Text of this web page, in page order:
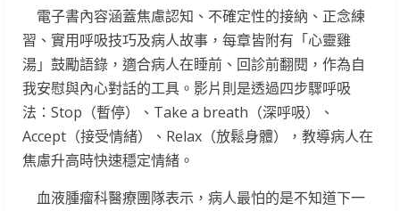
電子書內容涵蓋焦慮認知、不確定性的接納、正念練
習、實用呼吸技巧及病人故事，每章皆附有「心靈雞
湯」鼓勵語錄，適合病人在睡前、回診前翻閱，作為自
我安慰與內心對話的工具。影片則是透過四步驟呼吸
法：Stop（暫停）、Take a breath（深呼吸）、
Accept（接受情緒）、Relax（放鬆身體），教導病人在
焦慮升高時快速穩定情緒。
血液腫瘤科醫療團隊表示，病人最怕的是不知道下一